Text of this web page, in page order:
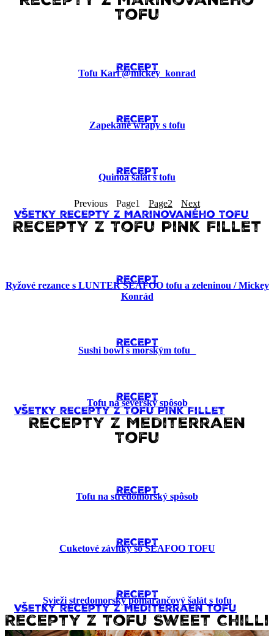
Tofu
RECEPT
Tofu Kari @mickey_konrad
RECEPT
Zapekané wrapy s tofu
RECEPT
Quinoa šalát s tofu
Previous Page1 Page2 Next
Všetky recepty z Marinovaného Tofu
Recepty z Tofu Pink Fillet
RECEPT
Ryžové rezance s LUNTER SEAFOO tofu a zeleninou / Mickey
Konrád
RECEPT
Sushi bowl s morským tofu
RECEPT
Tofu na severský spôsob
Všetky recepty z Tofu Pink Fillet
Recepty z Mediterraen
Tofu
RECEPT
Tofu na stredomorský spôsob
RECEPT
Cuketové závitky so SEAFOO TOFU
RECEPT
Svieži stredomorský pomarančový šalát s tofu
Všetky recepty z Mediterraen tofu
Recepty z Tofu Sweet Chilli